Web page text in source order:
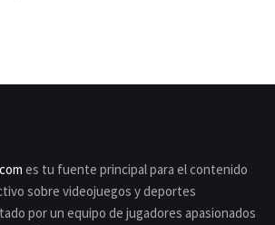
es tu fuente principal para el contenido
sobre videojuegos y deportes
por un equipo de jugadores apasionados